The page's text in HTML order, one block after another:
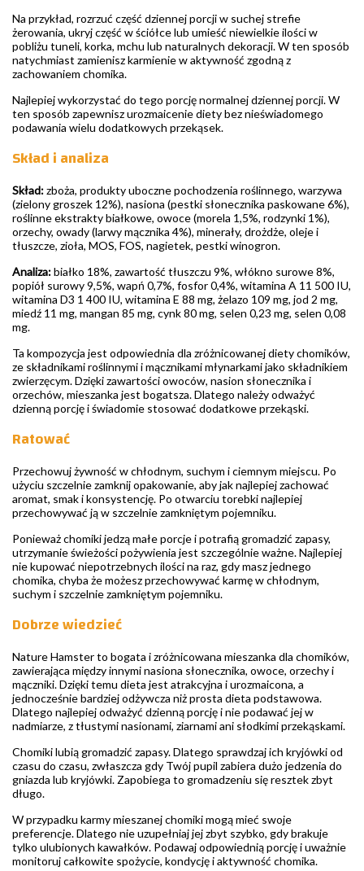
Na przykład, rozrzuć część dziennej porcji w suchej strefie
żerowania, ukryj część w ściółce lub umieść niewielkie ilości w
pobliżu tuneli, korka, mchu lub naturalnych dekoracji. W ten sposób
natychmiast zamienisz karmienie w aktywność zgodną z
zachowaniem chomika.
Najlepiej wykorzystać do tego porcję normalnej dziennej porcji. W
ten sposób zapewnisz urozmaicenie diety bez nieświadomego
podawania wielu dodatkowych przekąsek.
Skład i analiza
Skład:zboża, produkty uboczne pochodzenia roślinnego, warzywa
(zielony groszek 12%), nasiona (pestki słonecznika paskowane 6%),
roślinne ekstrakty białkowe, owoce (morela 1,5%, rodzynki 1%),
orzechy, owady (larwy mącznika 4%), minerały, drożdże, oleje i
tłuszcze, zioła, MOS, FOS, nagietek, pestki winogron.
Analiza:białko 18%, zawartość tłuszczu 9%, włókno surowe 8%,
popiół surowy 9,5%, wapń 0,7%, fosfor 0,4%, witamina A 11 500 IU,
witamina D3 1 400 IU, witamina E 88 mg, żelazo 109 mg, jod 2 mg,
miedź 11 mg, mangan 85 mg, cynk 80 mg, selen 0,23 mg, selen 0,08
mg.
Ta kompozycja jest odpowiednia dla zróżnicowanej diety chomików,
ze składnikami roślinnymi i mącznikami młynarkami jako składnikiem
zwierzęcym. Dzięki zawartości owoców, nasion słonecznika i
orzechów, mieszanka jest bogatsza. Dlatego należy odważyć
dzienną porcję i świadomie stosować dodatkowe przekąski.
Ratować
Przechowuj żywność w chłodnym, suchym i ciemnym miejscu. Po
użyciu szczelnie zamknij opakowanie, aby jak najlepiej zachować
aromat, smak i konsystencję. Po otwarciu torebki najlepiej
przechowywać ją w szczelnie zamkniętym pojemniku.
Ponieważ chomiki jedzą małe porcje i potrafią gromadzić zapasy,
utrzymanie świeżości pożywienia jest szczególnie ważne. Najlepiej
nie kupować niepotrzebnych ilości na raz, gdy masz jednego
chomika, chyba że możesz przechowywać karmę w chłodnym,
suchym i szczelnie zamkniętym pojemniku.
Dobrze wiedzieć
Nature Hamster to bogata i zróżnicowana mieszanka dla chomików,
zawierająca między innymi nasiona słonecznika, owoce, orzechy i
mączniki. Dzięki temu dieta jest atrakcyjna i urozmaicona, a
jednocześnie bardziej odżywcza niż prosta dieta podstawowa.
Dlatego najlepiej odważyć dzienną porcję i nie podawać jej w
nadmiarze, z tłustymi nasionami, ziarnami ani słodkimi przekąskami.
Chomiki lubią gromadzić zapasy. Dlatego sprawdzaj ich kryjówki od
czasu do czasu, zwłaszcza gdy Twój pupil zabiera dużo jedzenia do
gniazda lub kryjówki. Zapobiega to gromadzeniu się resztek zbyt
długo.
W przypadku karmy mieszanej chomiki mogą mieć swoje
preferencje. Dlatego nie uzupełniaj jej zbyt szybko, gdy brakuje
tylko ulubionych kawałków. Podawaj odpowiednią porcję i uważnie
monitoruj całkowite spożycie, kondycję i aktywność chomika.